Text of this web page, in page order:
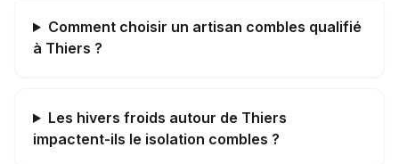
Comment choisir un artisan combles qualifié
à Thiers ?
Les hivers froids autour de Thiers
impactent-ils le isolation combles ?